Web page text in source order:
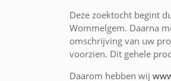
Deze zoektocht begint
Wommelgem. Daarna
omschrijving van uw
voorzien. Dit gehele
Daarom hebben wij